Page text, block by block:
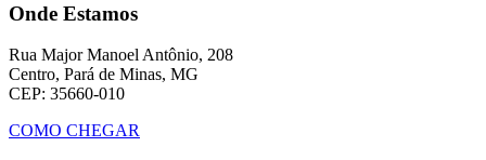
Onde Estamos
Rua Major Manoel Antônio, 208
Centro, Pará de Minas, MG
CEP: 35660-010
COMO CHEGAR